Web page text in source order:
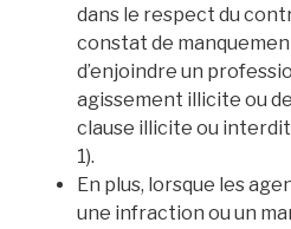
dans le respect du
constat de
d’enjoindre un
agissement illicite ou
clause illicite ou
1).
En plus, lorsque les
une infraction ou un